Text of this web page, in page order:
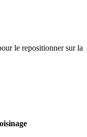
le repositionner sur la